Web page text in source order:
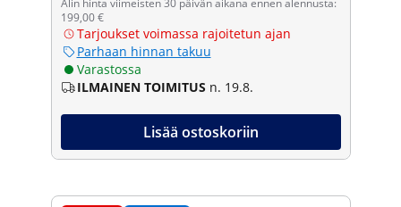
199,00 €
Tarjoukset voimassa rajoitetun ajan
Parhaan hinnan takuu
Varastossa
ILMAINEN TOIMITUS n. 19.8.
Lisää ostoskoriin